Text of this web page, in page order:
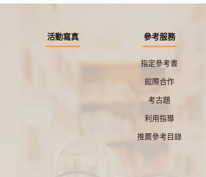
活動寫真 參考服務
指定參考書
館際合作
考古題
利用指導
推薦參考目錄